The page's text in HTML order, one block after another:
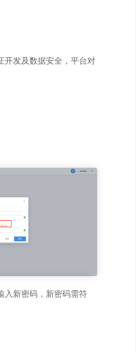
开发及数据安全，平台对
入新密码，新密码需符